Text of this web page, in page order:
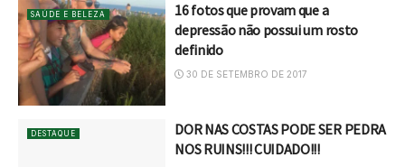
SAÚDE E BELEZA
16 fotos que provam que a
depressão não possui um rosto
definido
30 DE SETEMBRO DE 2017
DESTAQUE
DOR NAS COSTAS PODE SER PEDRA
NOS RUINS!!! CUIDADO!!!